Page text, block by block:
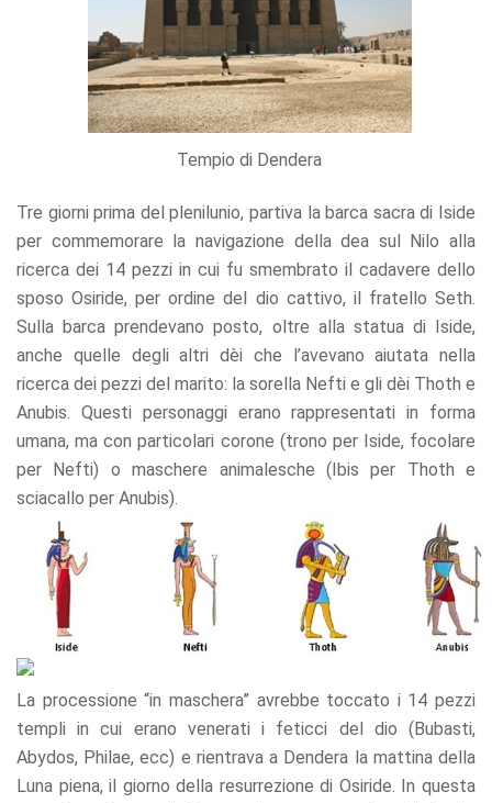
Tempio di Dendera
Tre giorni prima del plenilunio, partiva la barca sacra di Iside
per commemorare la navigazione della dea sul Nilo alla
ricerca dei 14 pezzi in cui fu smembrato il cadavere dello
sposo Osiride, per ordine del dio cattivo, il fratello Seth.
Sulla barca prendevano posto, oltre alla statua di Iside,
anche quelle degli altri dèi che l’avevano aiutata nella
ricerca dei pezzi del marito: la sorella Nefti e gli dèi Thoth e
Anubis. Questi personaggi erano rappresentati in forma
umana, ma con particolari corone (trono per Iside, focolare
per Nefti) o maschere animalesche (Ibis per Thoth e
sciacallo per Anubis).
La processione “in maschera” avrebbe toccato i 14 pezzi
templi in cui erano venerati i feticci del dio (Bubasti,
Abydos, Philae, ecc) e rientrava a Dendera la mattina della
Luna piena, il giorno della resurrezione di Osiride. In questa